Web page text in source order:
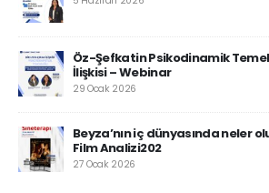
Öz-Şefkatin Psikodinamik
İlişkisi – Webinar
29 Ocak 2026
Beyza’nın iç dünyasında neler
Film Analizi202
27 Ocak 2026